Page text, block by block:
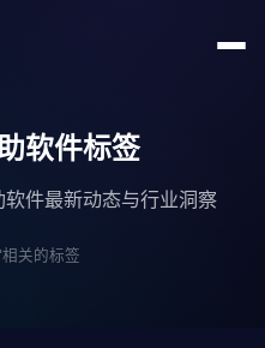
软件标签
件最新动态与行业洞察
关的标签